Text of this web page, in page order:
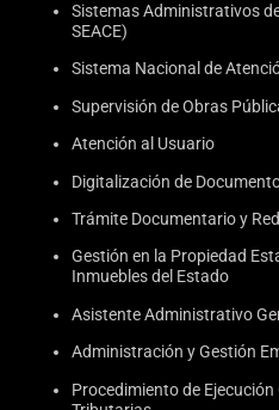
Sistemas Administrativos
SEACE)
Sistema Nacional de
Supervisión de Obras
Atención al Usuario
Digitalización de
Trámite Documentario y
Gestión en la Propiedad
Inmuebles del Estado
Asistente Administrativo
Administración y Gestión
Procedimiento de